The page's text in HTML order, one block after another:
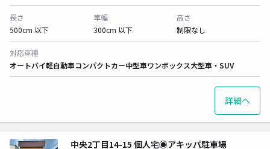
長さ
500cm 以下
車幅
300cm 以下
高さ
制限なし
対応車種
オートバイ軽自動車コンパクトカー中型車ワンボックス大型車・SUV
詳細へ
中央2丁目14-15 個人宅◉アキッパ駐車場